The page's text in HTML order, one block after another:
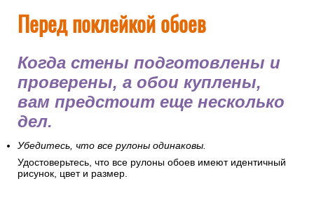
Перед поклейкой обоев
Когда стены подготовлены и
проверены, а обои куплены,
вам предстоит еще несколько
дел.
Убедитесь, что все рулоны одинаковы.
Удостоверьтесь, что все рулоны обоев имеют идентичный
рисунок, цвет и размер.